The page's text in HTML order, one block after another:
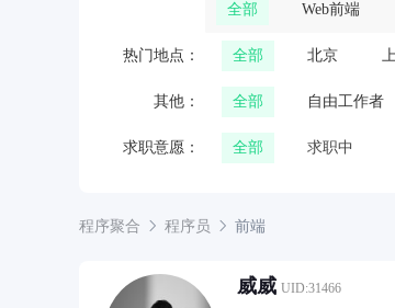
全部 Web前端
热门地点： 全部 北京
其他： 全部 自由工作者
求职意愿： 全部 求职中
程序聚合 程序员 前端
威威 UID:31466